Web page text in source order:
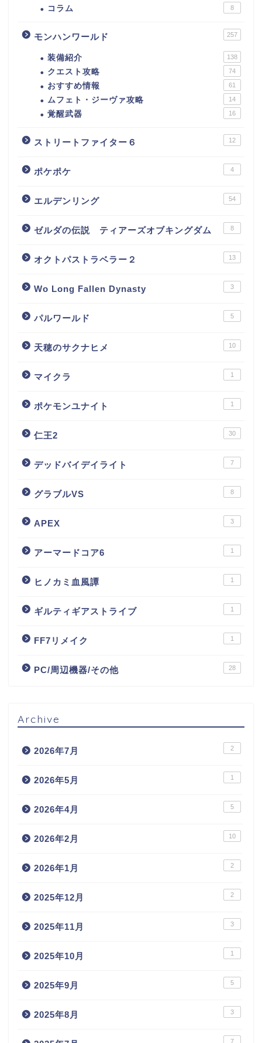
コラム 8
モンハンワールド 257
装備紹介 138
クエスト攻略 74
おすすめ情報 61
ムフェト・ジーヴァ攻略 14
覚醒武器 16
ストリートファイター６ 12
ポケポケ 4
エルデンリング 54
ゼルダの伝説 ティアーズオブキングダム 8
オクトパストラベラー２ 13
Wo Long Fallen Dynasty 3
パルワールド 5
天穂のサクナヒメ 10
マイクラ 1
ポケモンユナイト 1
仁王2 30
デッドバイデイライト 7
グラブルVS 8
APEX 3
アーマードコア6 1
ヒノカミ血風譚 1
ギルティギアストライブ 1
FF7リメイク 1
PC/周辺機器/その他 28
Archive
2026年7月 2
2026年5月 1
2026年4月 5
2026年2月 10
2026年1月 2
2025年12月 2
2025年11月 3
2025年10月 1
2025年9月 5
2025年8月 3
7